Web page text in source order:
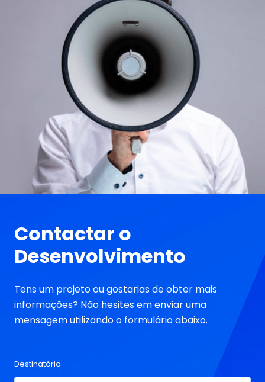
Contactar o
Desenvolvimento
Tens um projeto ou gostarias de obter mais
informações? Não hesites em enviar uma
mensagem utilizando o formulário abaixo.
Destinatário